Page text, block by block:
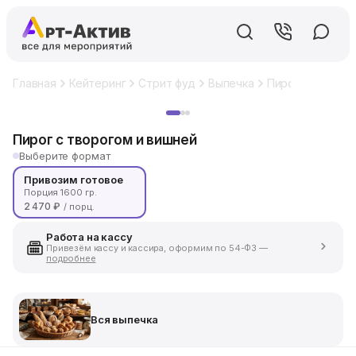
Главная Кейтеринг Стрит фуд Выпечка Пирог с
Пирог с творогом и вишней
Выберите формат
Привозим готовое
Порция 1600 гр.
2 470 ₽ / порц.
Работа на кассу
Привезём кассу и кассира, оформим по 54-ФЗ —
подробнее
Вся выпечка